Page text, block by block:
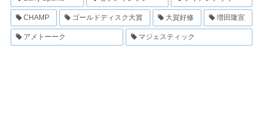
CHAMP ゴールドディスク大賞 大賀好修 増田隆宣
アメトーーク マジェスティック